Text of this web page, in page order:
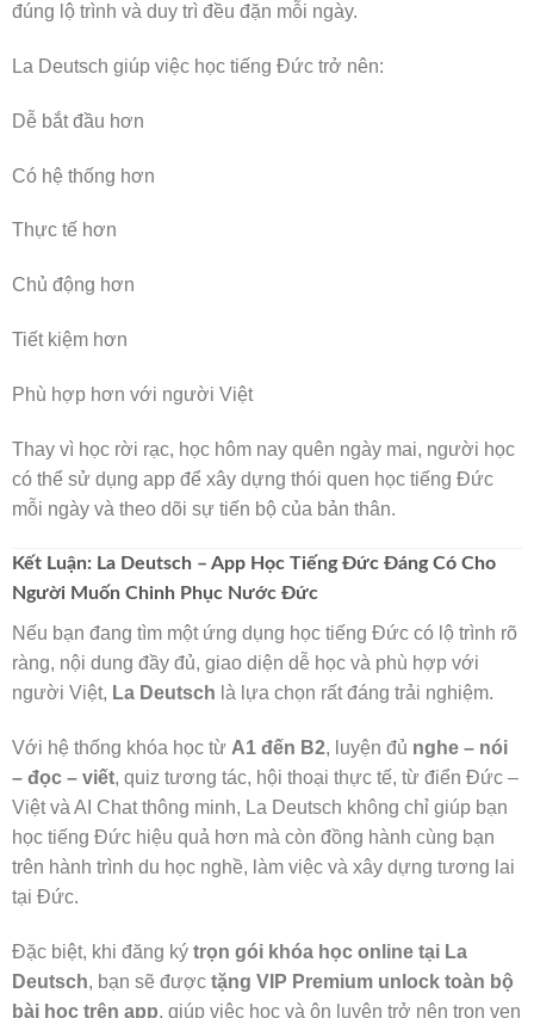
đúng lộ trình và duy trì đều đặn mỗi ngày.
La Deutsch giúp việc học tiếng Đức trở nên:
Dễ bắt đầu hơn
Có hệ thống hơn
Thực tế hơn
Chủ động hơn
Tiết kiệm hơn
Phù hợp hơn với người Việt
Thay vì học rời rạc, học hôm nay quên ngày mai, người học
có thể sử dụng app để xây dựng thói quen học tiếng Đức
mỗi ngày và theo dõi sự tiến bộ của bản thân.
Kết Luận: La Deutsch – App Học Tiếng Đức Đáng Có Cho
Người Muốn Chinh Phục Nước Đức
Nếu bạn đang tìm một ứng dụng học tiếng Đức có lộ trình rõ
ràng, nội dung đầy đủ, giao diện dễ học và phù hợp với
người Việt, La Deutsch là lựa chọn rất đáng trải nghiệm.
Với hệ thống khóa học từ A1 đến B2, luyện đủ nghe – nói
– đọc – viết, quiz tương tác, hội thoại thực tế, từ điển Đức –
Việt và AI Chat thông minh, La Deutsch không chỉ giúp bạn
học tiếng Đức hiệu quả hơn mà còn đồng hành cùng bạn
trên hành trình du học nghề, làm việc và xây dựng tương lai
tại Đức.
Đặc biệt, khi đăng ký trọn gói khóa học online tại La
Deutsch, bạn sẽ được tặng VIP Premium unlock toàn bộ
bài học trên app, giúp việc học và ôn luyện trở nên trọn vẹn